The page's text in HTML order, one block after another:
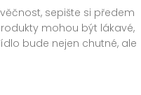
sepište si předem
mohou být lákavé,
bude nejen chutné, ale